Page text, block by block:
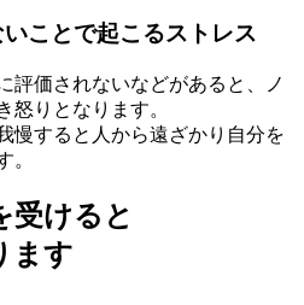
ことで起こるストレス
評価されないなどがあると、ノ
怒りとなります。
慢すると人から遠ざかり自分を
。
受けると
ます